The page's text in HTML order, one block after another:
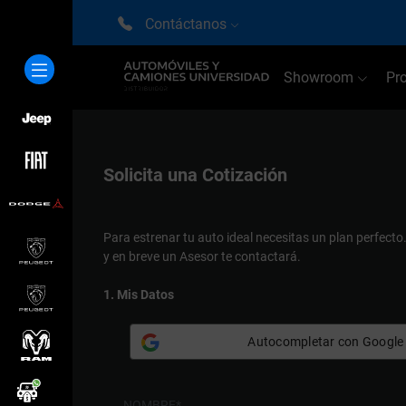
Contáctanos
Showroom
Solicita una Cotización
Para estrenar tu auto ideal necesitas un plan perfecto.
y en breve un Asesor te contactará.
1. Mis Datos
Autocompletar con Google